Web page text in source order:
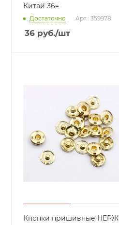
Китай 36=
Достаточно Арт.: 359978
36 руб./шт
Кнопки пришивные НЕРЖ